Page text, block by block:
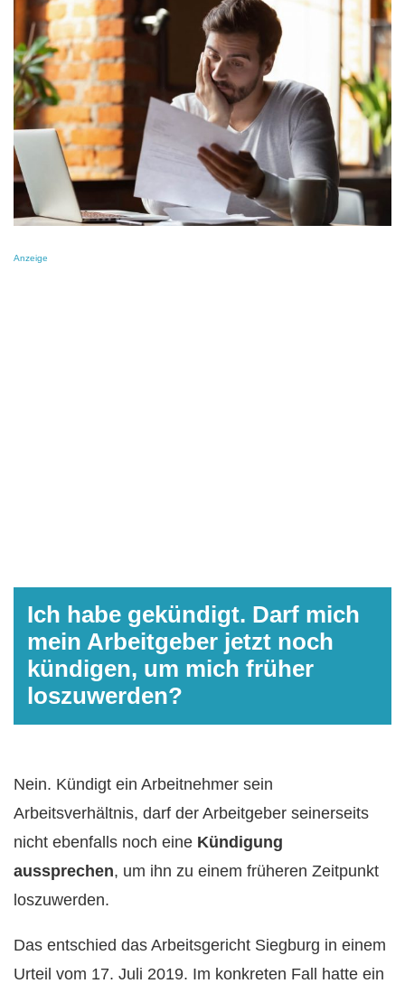
Anzeige
Ich habe gekündigt. Darf mich
mein Arbeitgeber jetzt noch
kündigen, um mich früher
loszuwerden?
Nein. Kündigt ein Arbeitnehmer sein
Arbeitsverhältnis, darf der Arbeitgeber seinerseits
nicht ebenfalls noch eine Kündigung
aussprechen, um ihn zu einem früheren Zeitpunkt
loszuwerden.
Das entschied das Arbeitsgericht Siegburg in einem
Urteil vom 17. Juli 2019. Im konkreten Fall hatte ein